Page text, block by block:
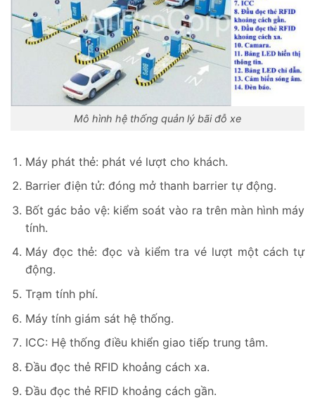
Mô hình hệ thống quản lý bãi đỗ xe
Máy phát thẻ: phát vé lượt cho khách.
Barrier điện tử: đóng mở thanh barrier tự động.
Bốt gác bảo vệ: kiểm soát vào ra trên màn hình máy
tính.
Máy đọc thẻ: đọc và kiểm tra vé lượt một cách tự
động.
Trạm tính phí.
Máy tính giám sát hệ thống.
ICC: Hệ thống điều khiển giao tiếp trung tâm.
Đầu đọc thẻ RFID khoảng cách xa.
Đầu đọc thẻ RFID khoảng cách gần.